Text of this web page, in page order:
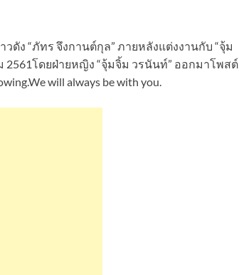
ง “ภัทร จึงกานต์กุล” ภายหลังแต่งงานกับ “จุ้ม
โดยฝ่ายหญิง “จุ้มจิ้ม วรนันท์” ออกมาโพสต์
will always be with you.